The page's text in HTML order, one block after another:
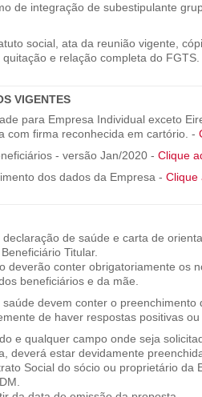
de integração de subestipulante
social, ata da reunião vigente,
e relação completa do FGTS.
VIGENTES
para Empresa Individual exceto
com firma reconhecida em cartório. -
- versão Jan/2020 - Clique
dos dados da Empresa - Clique
declaração de saúde e carta de
Titular.
deverão conter obrigatoriamente os
beneficiários e da mãe.
devem conter o preenchimento
de haver respostas positivas ou
e qualquer campo onde seja
deverá estar devidamente
Social do sócio ou proprietário da